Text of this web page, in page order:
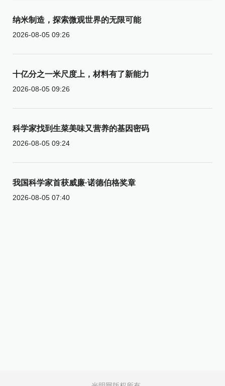
纳米制造，探索微观世界的无限可能
2026-08-05 09:26
十亿分之一米尺度上，材料有了新能力
2026-08-05 09:26
科学家找到生菜美味又营养的基因密码
2026-08-05 09:24
我国科学家首获威廉·诺德伯格奖章
2026-08-05 07:40